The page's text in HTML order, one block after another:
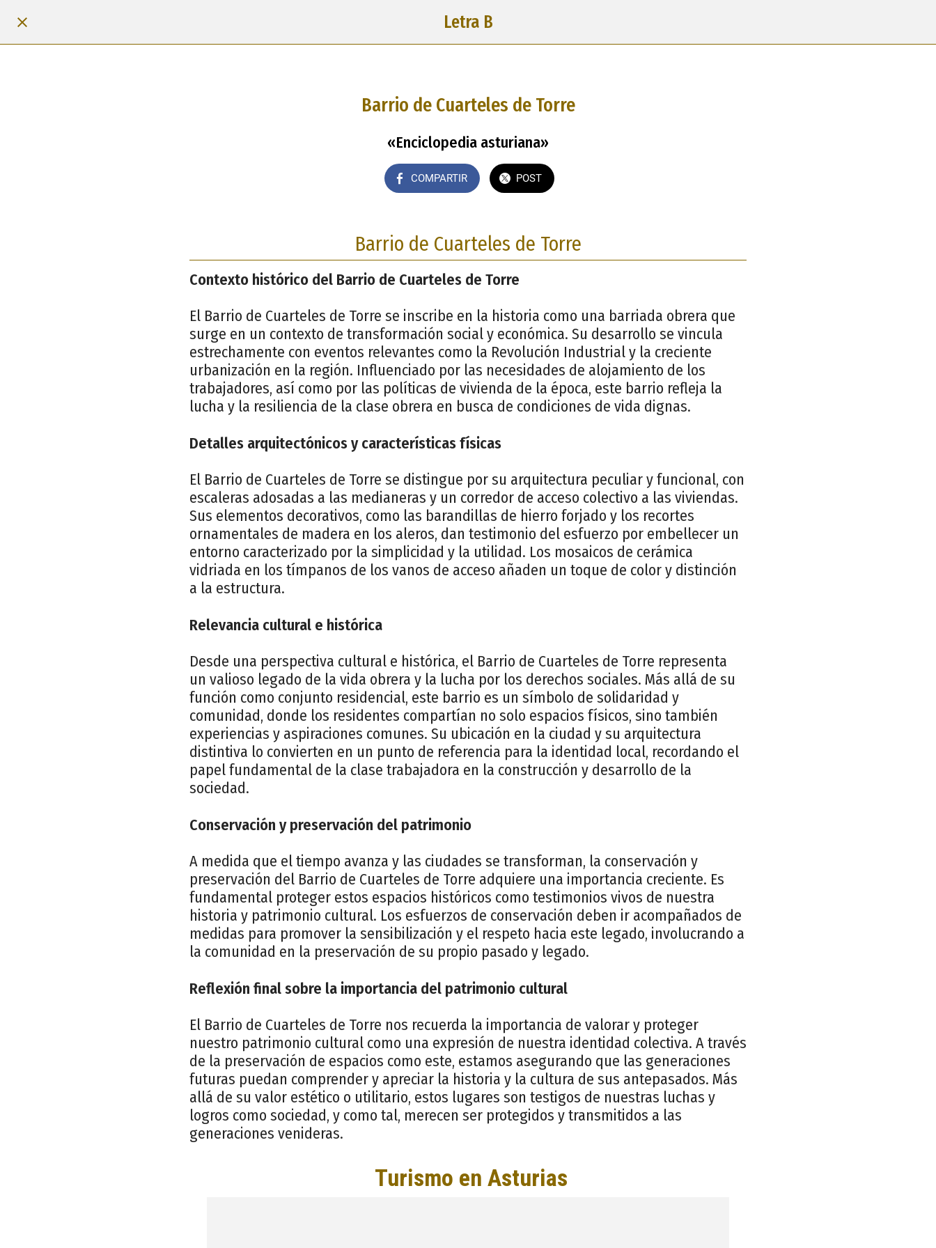
Letra B
Barrio de Cuarteles de Torre
«Enciclopedia asturiana»
COMPARTIR POST
Barrio de Cuarteles de Torre
Contexto histórico del Barrio de Cuarteles de Torre
El Barrio de Cuarteles de Torre se inscribe en la historia como una barriada obrera que
surge en un contexto de transformación social y económica. Su desarrollo se vincula
estrechamente con eventos relevantes como la Revolución Industrial y la creciente
urbanización en la región. Influenciado por las necesidades de alojamiento de los
trabajadores, así como por las políticas de vivienda de la época, este barrio refleja la
lucha y la resiliencia de la clase obrera en busca de condiciones de vida dignas.
Detalles arquitectónicos y características físicas
El Barrio de Cuarteles de Torre se distingue por su arquitectura peculiar y funcional, con
escaleras adosadas a las medianeras y un corredor de acceso colectivo a las viviendas.
Sus elementos decorativos, como las barandillas de hierro forjado y los recortes
ornamentales de madera en los aleros, dan testimonio del esfuerzo por embellecer un
entorno caracterizado por la simplicidad y la utilidad. Los mosaicos de cerámica
vidriada en los tímpanos de los vanos de acceso añaden un toque de color y distinción
a la estructura.
Relevancia cultural e histórica
Desde una perspectiva cultural e histórica, el Barrio de Cuarteles de Torre representa
un valioso legado de la vida obrera y la lucha por los derechos sociales. Más allá de su
función como conjunto residencial, este barrio es un símbolo de solidaridad y
comunidad, donde los residentes compartían no solo espacios físicos, sino también
experiencias y aspiraciones comunes. Su ubicación en la ciudad y su arquitectura
distintiva lo convierten en un punto de referencia para la identidad local, recordando el
papel fundamental de la clase trabajadora en la construcción y desarrollo de la
sociedad.
Conservación y preservación del patrimonio
A medida que el tiempo avanza y las ciudades se transforman, la conservación y
preservación del Barrio de Cuarteles de Torre adquiere una importancia creciente. Es
fundamental proteger estos espacios históricos como testimonios vivos de nuestra
historia y patrimonio cultural. Los esfuerzos de conservación deben ir acompañados de
medidas para promover la sensibilización y el respeto hacia este legado, involucrando a
la comunidad en la preservación de su propio pasado y legado.
Reflexión final sobre la importancia del patrimonio cultural
El Barrio de Cuarteles de Torre nos recuerda la importancia de valorar y proteger
nuestro patrimonio cultural como una expresión de nuestra identidad colectiva. A través
de la preservación de espacios como este, estamos asegurando que las generaciones
futuras puedan comprender y apreciar la historia y la cultura de sus antepasados. Más
allá de su valor estético o utilitario, estos lugares son testigos de nuestras luchas y
logros como sociedad, y como tal, merecen ser protegidos y transmitidos a las
generaciones venideras.